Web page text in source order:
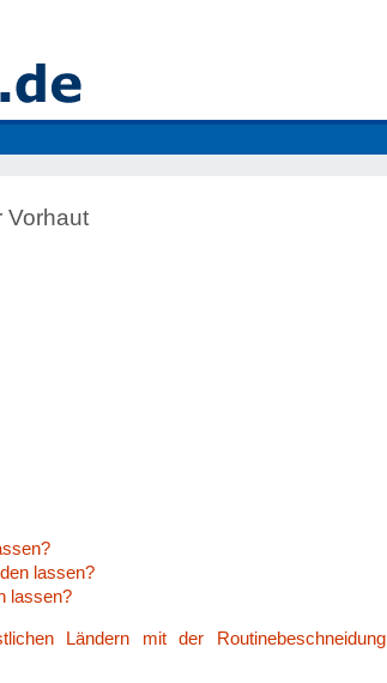
Vorhaut
lassen?
lassen?
Ländern mit der Routinebeschneidung